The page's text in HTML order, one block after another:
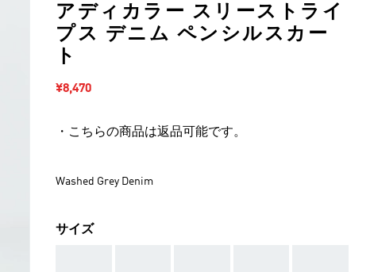
アディカラー スリーストライ
プス デニム ペンシルスカー
ト
セール価格
¥8,470
・こちらの商品は返品可能です。
Washed Grey Denim
サイズ